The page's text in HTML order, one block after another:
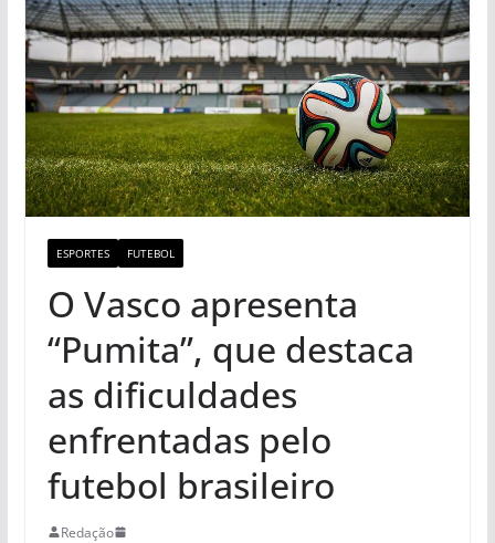
ESPORTES FUTEBOL
O Vasco apresenta
“Pumita”, que destaca
as dificuldades
enfrentadas pelo
futebol brasileiro
Redação